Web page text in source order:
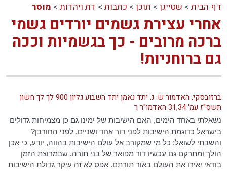
דף הבית > שטייגן > תוכן > כתבות > דת ויהדות > מוסר
אחרי עצירת גשמים יורדים גשמי
ברכה מרובים - כך בגשמיות וככה
גם ברוחניות!
ברזובסקי, האדמור ש. נ. יתד נאמן יתד השבוע גליון 900 לך לך חשון
תשס"ז עמ' 31,34 האדמו"ר ר
נשאלתי באחד הימים, האם הישיבות של ימינו גם כן מצמיחות גדולים
בישראל כדוגמת הישיבות לפני דור אחד ושניים, לפני החורבן?
והשבתי לשואל: כל מי שמקורב אל עולם הישיבות בהווה, יודע, כי אכן
הולך ומתרקם גם עכשיו דור מפואר של בני תורה, שבמרוצת הזמן
בודאי יאירו את העולם באור תורתם. אפס לא זה עיקר גדולת הישיבות